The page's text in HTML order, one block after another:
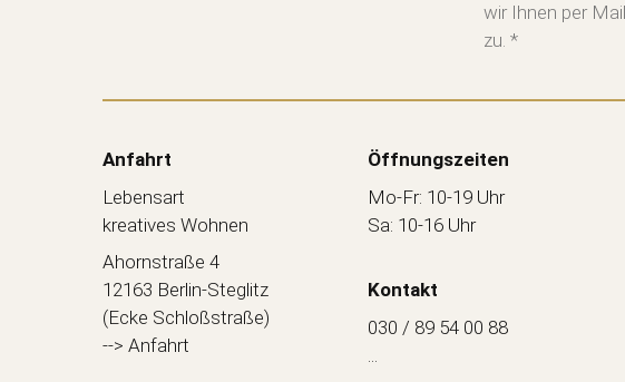
wir Ihnen per
zu. *
Anfahrt
Lebensart
kreatives Wohnen
Ahornstraße 4
12163 Berlin-Steglitz
(Ecke Schloßstraße)
--> Anfahrt
Öffnungszeiten
Mo-Fr: 10-19 Uhr
Sa: 10-16 Uhr
Kontakt
030 / 89 54 00 88